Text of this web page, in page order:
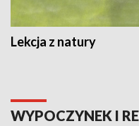
Lekcja z natury
WYPOCZYNEK I